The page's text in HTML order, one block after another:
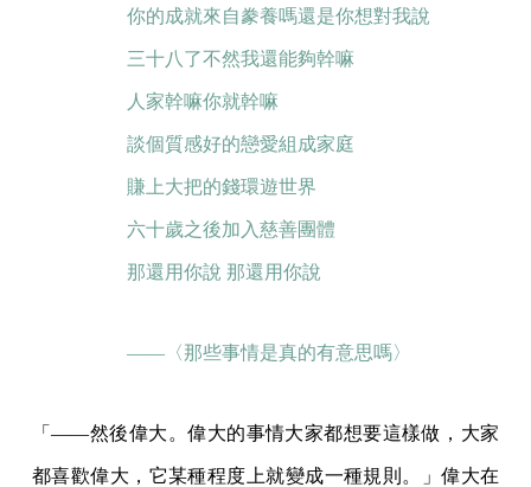
你的成就來自豢養嗎還是你想對我說
三十八了不然我還能夠幹嘛
人家幹嘛你就幹嘛
談個質感好的戀愛組成家庭
賺上大把的錢環遊世界
六十歲之後加入慈善團體
那還用你說 那還用你說
——〈那些事情是真的有意思嗎〉
「——然後偉大。偉大的事情大家都想要這樣做，大家
都喜歡偉大，它某種程度上就變成一種規則。」偉大在